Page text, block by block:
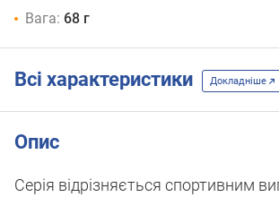
Вага: 68 г
Всі характеристики Докладніше
Опис
Серія відрізняється спортивним